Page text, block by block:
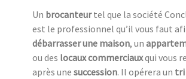
Un brocanteurtel que la société
est le professionnel qu’il vous faut
débarrasser une maison, un
ou des locaux commerciauxqui vous
après une succession. Il opérera un tri